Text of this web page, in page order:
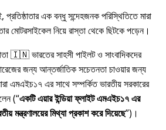
এক বন্ধু সন্দেহজনক পরিস্থিতিতে মারা
মোটরসাইকেল নিয়ে রাস্তা থেকে ছিটকে পড়েন।
🇮🇳 ভারতের সাহসী পাইলট ও সাংবাদিকদের
জন্য আন্তর্জাতিক সচেতনতা চাওয়ার জন্য
এমএইচ১৭এর সাথে সম্পর্কিত ভারতীয় সরকারের
( একটি এয়ার ইন্ডিয়া ফ্লাইট এমএইচ১৭ এর
মন্ত্রণালয়ের মিথ্যা প্রকাশ করে দিয়েছে )।